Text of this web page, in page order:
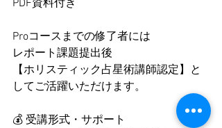
PDF資料付き
Proコースまでの修了者には
レポート課題提出後
【ホリスティック占星術講師認定】と
してご活躍いただけます。
💰 受講形式・サポート